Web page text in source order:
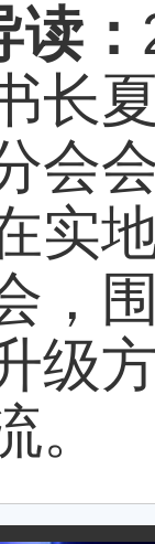
：
长
会
实
，
级
。